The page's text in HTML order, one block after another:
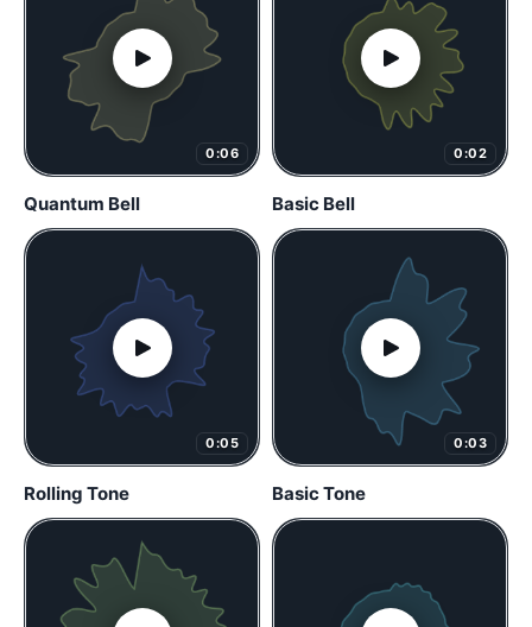
0:06
Quantum Bell
0:02
Basic Bell
0:05
Rolling Tone
0:03
Basic Tone